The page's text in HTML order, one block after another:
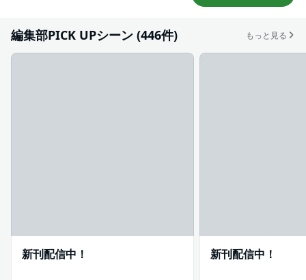
編集部PICK UPシーン (446件) もっと見る
新刊配信中！ 新刊配信中！